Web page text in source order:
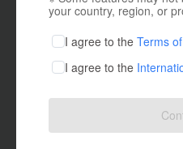
your country, region, or
I agree to the Terms
I agree to the